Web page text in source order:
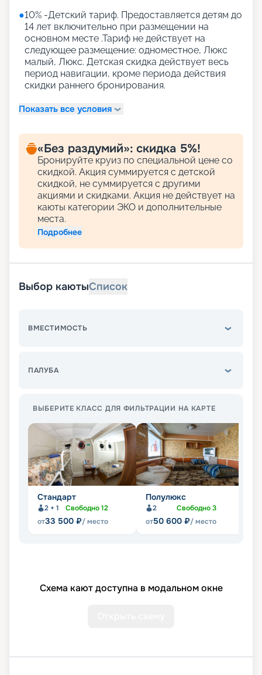
●10% -Детский тариф. Предоставляется детям до
14 лет включительно при размещении на
основном месте .Тариф не действует на
следующее размещение: одноместное, Люкс
малый, Люкс. Детская скидка действует весь
период навигации, кроме периода действия
скидки раннего бронирования.
Показать все условия
«Без раздумий»: скидка 5%!
Бронируйте круиз по специальной цене со
скидкой. Акция суммируется с детской
скидкой, не суммируется с другими
акциями и скидками. Акция не действует на
каюты категории ЭКО и дополнительные
места.
Подробнее
Выбор каютыСписок
ВМЕСТИМОСТЬ
ПАЛУБА
ВЫБЕРИТЕ КЛАСС ДЛЯ ФИЛЬТРАЦИИ НА КАРТЕ
Стандарт
2 + 1 Свободно12
от33 500 ₽/ место
Полулюкс
2 Свободно3
от50 600 ₽/ место
Схема кают доступна в модальном окне